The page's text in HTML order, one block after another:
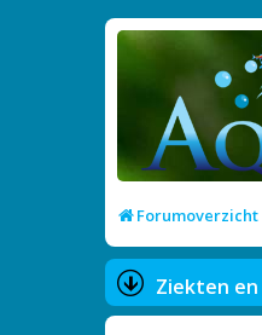
Forumoverzicht
Ziekten